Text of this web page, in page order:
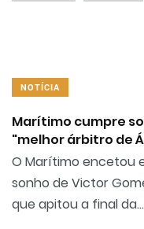
NOTÍCIA
Marítimo cumpre
"melhor árbitro de
O Marítimo encetou
sonho de Victor
que apitou a final da...